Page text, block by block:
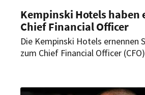
Kempinski Hotels haben
Chief Financial Officer
Die Kempinski Hotels ernennen
zum Chief Financial Officer
für alle Aspekte im Finanz- und